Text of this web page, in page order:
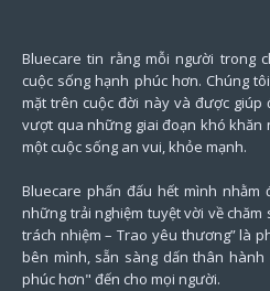
Bluecare tin rằng mỗi người trong
cuộc sống hạnh phúc hơn. Chúng
mặt trên cuộc đời này và được
vượt qua những giai đoạn khó khăn
một cuộc sống an vui, khỏe mạnh.
Bluecare phấn đấu hết mình nhằm
những trải nghiệm tuyệt vời về chăm
trách nhiệm – Trao yêu thương” là
bên mình, sẵn sàng dấn thân
phúc hơn" đến cho mọi người.